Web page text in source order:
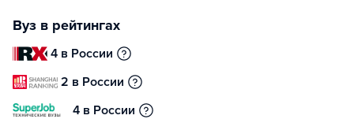
Вуз в рейтингах
4 в России
2 в России
4 в России